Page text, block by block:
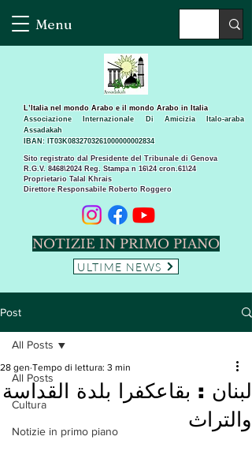
Menu
Sito registrato dal Presidente del Tribunale di Genova
R.G.V. 8468\2024 Reg. Stampa n 16\24 cron.61\24 ​
Proprietario Talal Khrais
Direttore Responsabile Roberto Roggero
L’Italia nel mondo Arabo e il mondo Arabo in Italia
Associazione Internazionale Di Amicizia Italo-araba
Assadakah
IBAN: IT03K0832703261000000002834
NOTIZIE IN PRIMO PIANO
ULTIME NEWS
Post
All Posts
Cultura
Notizie in primo piano
All Posts
لبنان : بقاعكفرا بلدة القداسة
والتراث
28 gen Tempo di lettura: 3 min